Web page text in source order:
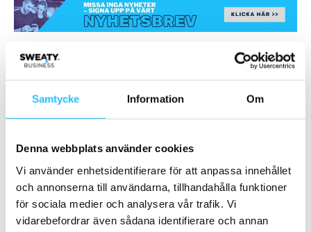
Samtycke Information Om
Denna webbplats använder cookies
Vi använder enhetsidentifierare för att anpassa innehållet
och annonserna till användarna, tillhandahålla funktioner
för sociala medier och analysera vår trafik. Vi
vidarebefordrar även sådana identifierare och annan
TAGGAR Padel
Förra artikeln
Eleiko lyfter styrketräning med
kabelmaskiner till nästa nivå
Nästa artikel
Succé för MBM-konferensen